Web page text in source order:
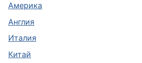
Америка
Англия
Италия
Китай